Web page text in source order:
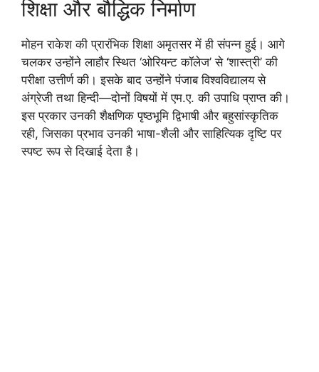
शिक्षा और बौद्धिक निर्माण
मोहन राकेश की प्रारंभिक शिक्षा अमृतसर में ही संपन्न हुई। आगे
चलकर उन्होंने लाहौर स्थित ‘ओरियन्ट कॉलेज’ से ‘शास्त्री’ की
परीक्षा उत्तीर्ण की। इसके बाद उन्होंने पंजाब विश्वविद्यालय से
अंग्रेजी तथा हिन्दी—दोनों विषयों में एम.ए. की उपाधि प्राप्त की।
इस प्रकार उनकी शैक्षणिक पृष्ठभूमि द्विभाषी और बहुसांस्कृतिक
रही, जिसका प्रभाव उनकी भाषा-शैली और साहित्यिक दृष्टि पर
स्पष्ट रूप से दिखाई देता है।